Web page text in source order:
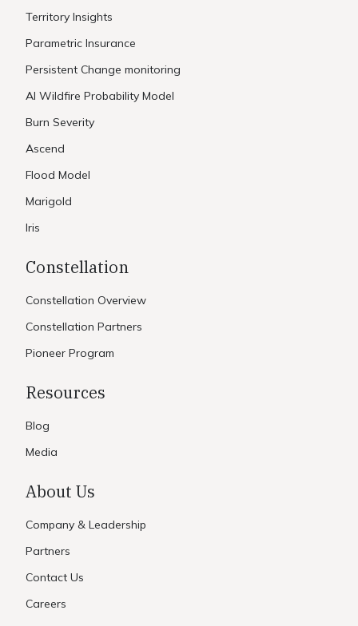
Territory Insights
Parametric Insurance
Persistent Change monitoring
AI Wildfire Probability Model
Burn Severity
Ascend
Flood Model
Marigold
Iris
Constellation
Constellation Overview
Constellation Partners
Pioneer Program
Resources
Blog
Media
About Us
Company & Leadership
Partners
Contact Us
Careers